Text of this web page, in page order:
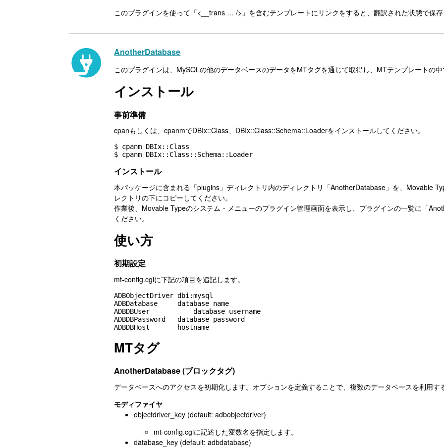
このプラグインを使って「<__trans … />」を含むテンプレートにリンクをすると、翻訳された状態で保
AnotherDatabase
このプラグインは、MySQLの他のデータベースのデータをMTタグを通じて取得し、MTテンプレートの中
インストール
事前準備
cpanもしくは、cpanmでDBIx::Class、DBIx::Class::Schema::Loaderをインストールしてください。
$ cpanm DBIx::Class
インストール
本パッケージに含まれる「plugins」ディレクトリ内のディレクトリ「AnotherDatabase」を、Movable
レクトリの下にコピーしてください。
作業後、Movable Typeのシステム・メニューのプラグイン管理画面を表示し、プラグインの一覧に「
ください。
使い方
初期設定
mt-config.cgiに下記の項目を追記します。
ADBObjectDriver dbi:mysql
ADBDatabase     database name
ADBDBUser           database username
ADBDBPassword   database password
MTタグ
AnotherDatabase (ブロックタグ)
データベースへのアクセスを初期化します。オプションを定義することで、複数のデータベースを利用す
モディファイヤ
objectdriver_key (default: adbobjectdriver)
mt-config.cgiに記述した変数名を指定します。
database_key (default: adbdatabase)